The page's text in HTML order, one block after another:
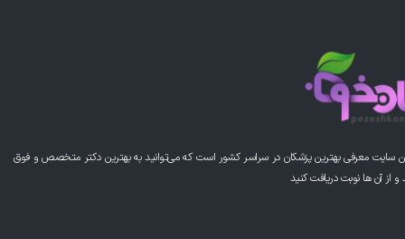
سایت معرفی بهترین پزشکان در سراسر کشور است که می‌توانید به بهترین دکتر متخصص و فوق
آن ها نوبت دریافت کنید